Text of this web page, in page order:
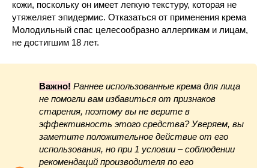
кожи, поскольку он имеет легкую текстуру, которая не
утяжеляет эпидермис. Отказаться от применения крема
Молодильный спас целесообразно аллергикам и лицам,
не достигшим 18 лет.
Важно! Раннее использованные крема для лица
не помогли вам избавиться от признаков
старения, поэтому вы не верите в
эффективность этого средства? Уверяем, вы
заметите положительное действие от его
использования, но при 1 условии – соблюдении
рекомендаций производителя по его